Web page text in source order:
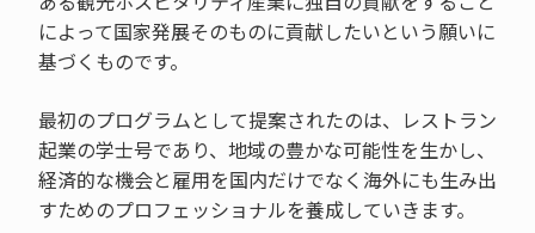
によって国家発展そのものに貢献したいという願いに
基づくものです。
最初のプログラムとして提案されたのは、レストラン
起業の学士号であり、地域の豊かな可能性を生かし、
経済的な機会と雇用を国内だけでなく海外にも生み出
すためのプロフェッショナルを養成していきます。